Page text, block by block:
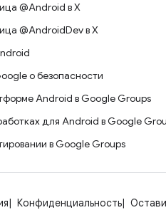
@Android в X
@AndroidDev в X
о безопасности
Android в Google Groups
для Android в Google
в Google Groups
Конфиденциальность